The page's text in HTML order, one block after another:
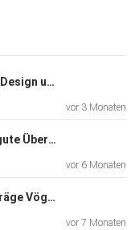
Episode von
Gemeinsam wirksam: Service Design und Organisationsberatung
vor 3 Monaten
Team „why“, wie gelingt eine gute Übergabe?
vor 6 Monaten
Dorit Bosch, was machen schräge Vögel in der Verwaltung?
vor 7 Monaten